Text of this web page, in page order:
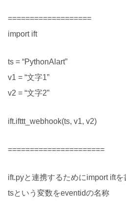
===================
import ift
ts = “PythonAlart”
v1 = “文字1”
v2 = “文字2”
ift.ifttt_webhook(ts, v1, v2)
======================
ift.pyと連携するためにimport iftを
tsという変数をeventidの名称